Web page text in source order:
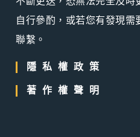
自行參酌，或若您有發現需
聯繫。
隱私權政策
著作權聲明